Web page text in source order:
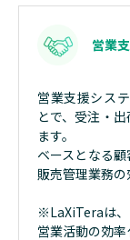
営業
営業支援シス
とで、受注・
ます。
ベースとなる
販売管理業務の
※LaXiTeraは
営業活動の効